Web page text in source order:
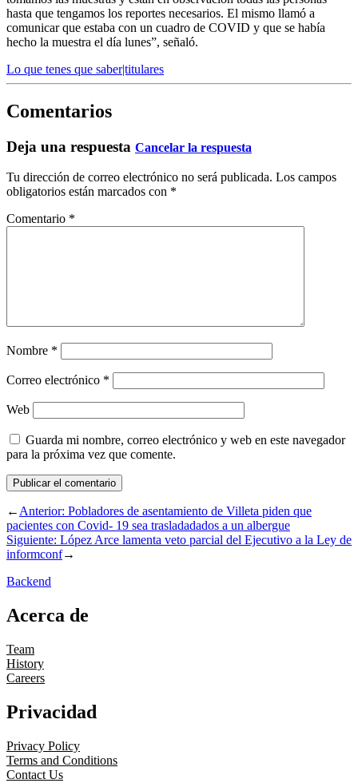
hasta que tengamos los reportes necesarios. El mismo llamó a
comunicar que estaba con un cuadro de COVID y que se había
hecho la muestra el día lunes”, señaló.
Lo que tenes que saber|titulares
Comentarios
Deja una respuesta Cancelar la respuesta
Tu dirección de correo electrónico no será publicada. Los campos
obligatorios están marcados con *
Comentario *
Nombre *
Correo electrónico *
Web
Guarda mi nombre, correo electrónico y web en este navegador
para la próxima vez que comente.
←Anterior: Pobladores de asentamiento de Villeta piden que
pacientes con Covid- 19 sea trasladadados a un albergue
Siguiente: López Arce lamenta veto parcial del Ejecutivo a la Ley de
informconf→
Backend
Acerca de
Team
History
Careers
Privacidad
Privacy Policy
Terms and Conditions
Contact Us